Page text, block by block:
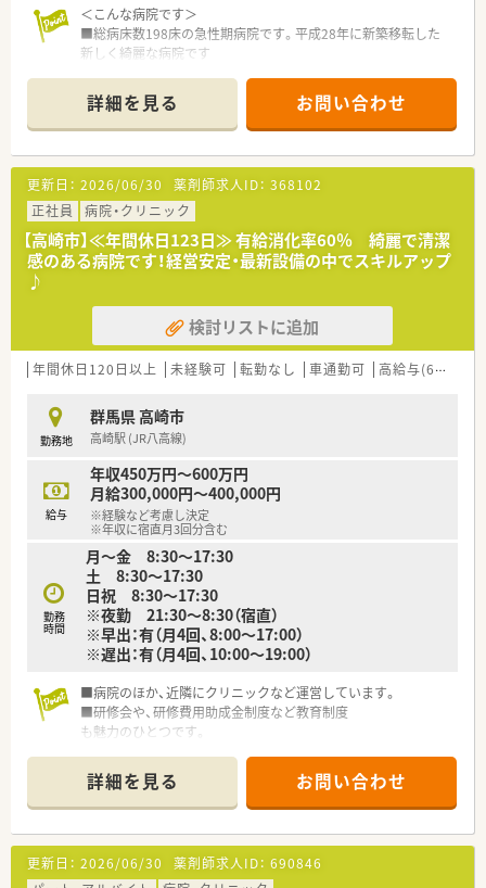
＜こんな病院です＞
■総病床数198床の急性期病院です。平成28年に新築移転した
新しく綺麗な病院です
腎・尿管結石破砕装置を導入するなど高度な先端医療を実施し
ています。
■現在は整形外科においても専門性の高い治療を行っており、
特にスポーツ整形の分野では膝の手術だけで年間1000件以上
の手術を実施するなど、
■日本トップクラスの症例数を誇ります。地域の中核となる医
療機関です。
■院内の風通しは非常によく面倒なしがらみもありません。と
ても働き易い環境が整っています。
■隣接に託児所も完備しております。
＜就業条件＞
■勤務薬剤師の募集になります。
■日勤のみの勤務となります。
■賞与実績4.1ヶ月になります。
詳細を見る お問い合わせ
更新日： 2026/06/30 薬剤師求人ID： 368102
正社員
病院・クリニック
【高崎市】≪年間休日123日≫ 有給消化率60％ 綺麗で清潔
感のある病院です！経営安定・最新設備の中でスキルアップ
♪
検討リストに追加
年間休日120日以上 未経験可 転勤なし 車通勤可 高給与(600万円以上)
勤務地
群馬県 高崎市
高崎駅 (JR八高線)
給与
年収450万円～600万円
月給300,000円～400,000円
※経験など考慮し決定
※年収に宿直月3回分含む
勤務
時間
月～金 8:30～17:30
土 8:30～17:30
日祝 8:30～17:30
※夜勤 21:30～8:30（宿直）
※早出：有（月4回、8:00～17:00）
※遅出：有（月4回、10:00～19:00）
■病院のほか、近隣にクリニックなど運営しています。
■研修会や、研修費用助成金制度など教育制度
も魅力のひとつです。
電子カルテを全面導入し、第3者評価認定の取得も積極的に取り
組みながら、医療事故防止につとめています。
■設備の充実・快適な環境づくりはもとより、大規模災害時にお
いてもしっかり」とした医療が提供でき、かつ地域の避難場所と
して活用できる施設です。
■福利厚生面も充実、保育施設も完備しております。
詳細を見る お問い合わせ
更新日： 2026/06/30 薬剤師求人ID： 690846